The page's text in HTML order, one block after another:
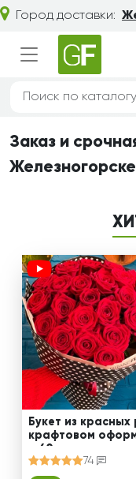
Город доставки:
Заказ и
Букет из красных
крафтовом
и 60 см
74